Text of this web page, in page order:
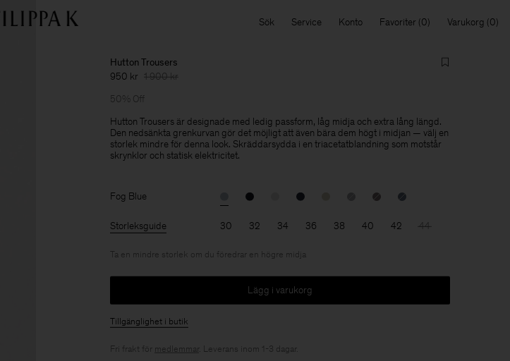
Sök Service Konto Favoriter Varukorg
Hutton Trousers
950 kr 1 900 kr
50% Off
Hutton Trousers är designade med ledig passform, låg midja och extra lång längd.
Den nedsänkta grenkurvan gör det möjligt att även bära dem högt i midjan — välj en
storlek mindre för denna look. Skräddarsydda i en triacetatblandning som motstår
skrynklor och statisk elektricitet.
Fog Blue
Storleksguide 30 32 34 36 38 40 42 44
Ta en mindre storlek om du föredrar en högre midja
Lägg i varukorg
Tillgänglighet i butik
Fri frakt för medlemmar. Leverans inom 1-3 dagar.